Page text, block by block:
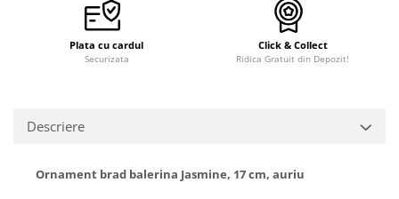
Plata cu cardul
Securizata
Click & Collect
Ridica Gratuit din Depozit!
Descriere
Ornament brad balerina Jasmine, 17 cm, auriu